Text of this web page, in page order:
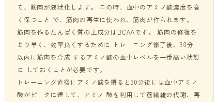
て、筋肉が液状化します。 この時、血中のアミノ酸濃度を高
く保つこと で、筋肉の再生に使われ、筋肉が作られます。
筋肉を作るたんぱく質の主成分はBCAAです。 筋肉の修復を
より早く、効率良くするために トレーニング修了後、30分
以内に筋肉を合成 するアミノ酸の血中レベルを一番高い状態
に しておくことが必要です。
トレーニング直後にアミノ酸を摂ると30分後には血中アミノ
酸がピークに達して、アミノ 酸を利用して筋繊維の代謝、再